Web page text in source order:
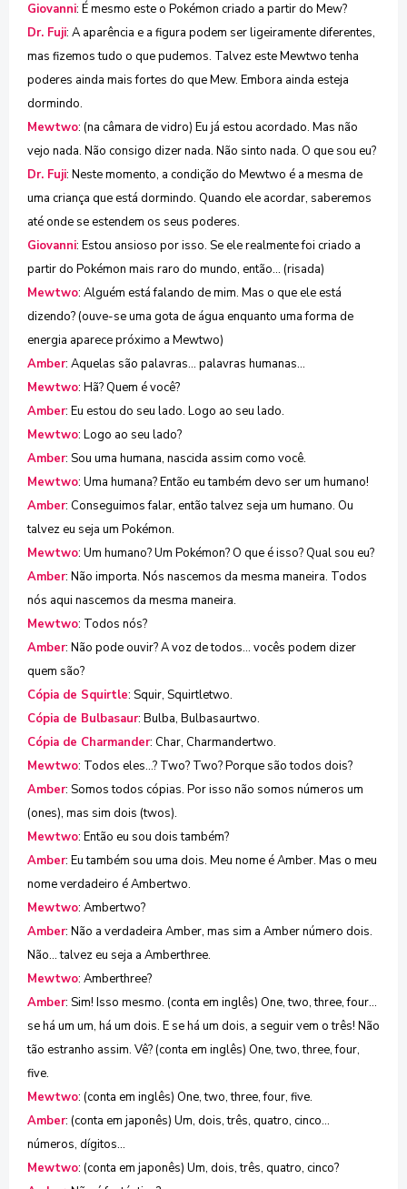
Giovanni: É mesmo este o Pokémon criado a partir do Mew?
Dr. Fuji: A aparência e a figura podem ser ligeiramente diferentes,
mas fizemos tudo o que pudemos. Talvez este Mewtwo tenha
poderes ainda mais fortes do que Mew. Embora ainda esteja
dormindo.
Mewtwo: (na câmara de vidro) Eu já estou acordado. Mas não
vejo nada. Não consigo dizer nada. Não sinto nada. O que sou eu?
Dr. Fuji: Neste momento, a condição do Mewtwo é a mesma de
uma criança que está dormindo. Quando ele acordar, saberemos
até onde se estendem os seus poderes.
Giovanni: Estou ansioso por isso. Se ele realmente foi criado a
partir do Pokémon mais raro do mundo, então... (risada)
Mewtwo: Alguém está falando de mim. Mas o que ele está
dizendo? (ouve-se uma gota de água enquanto uma forma de
energia aparece próximo a Mewtwo)
Amber: Aquelas são palavras... palavras humanas...
Mewtwo: Hã? Quem é você?
Amber: Eu estou do seu lado. Logo ao seu lado.
Mewtwo: Logo ao seu lado?
Amber: Sou uma humana, nascida assim como você.
Mewtwo: Uma humana? Então eu também devo ser um humano!
Amber: Conseguimos falar, então talvez seja um humano. Ou
talvez eu seja um Pokémon.
Mewtwo: Um humano? Um Pokémon? O que é isso? Qual sou eu?
Amber: Não importa. Nós nascemos da mesma maneira. Todos
nós aqui nascemos da mesma maneira.
Mewtwo: Todos nós?
Amber: Não pode ouvir? A voz de todos... vocês podem dizer
quem são?
Cópia de Squirtle: Squir, Squirtletwo.
Cópia de Bulbasaur: Bulba, Bulbasaurtwo.
Cópia de Charmander: Char, Charmandertwo.
Mewtwo: Todos eles...? Two? Two? Porque são todos dois?
Amber: Somos todos cópias. Por isso não somos números um
(ones), mas sim dois (twos).
Mewtwo: Então eu sou dois também?
Amber: Eu também sou uma dois. Meu nome é Amber. Mas o meu
nome verdadeiro é Ambertwo.
Mewtwo: Ambertwo?
Amber: Não a verdadeira Amber, mas sim a Amber número dois.
Não... talvez eu seja a Amberthree.
Mewtwo: Amberthree?
Amber: Sim! Isso mesmo. (conta em inglês) One, two, three, four...
se há um um, há um dois. E se há um dois, a seguir vem o três! Não
tão estranho assim. Vê? (conta em inglês) One, two, three, four,
five.
Mewtwo: (conta em inglês) One, two, three, four, five.
Amber: (conta em japonês) Um, dois, três, quatro, cinco...
números, dígitos...
Mewtwo: (conta em japonês) Um, dois, três, quatro, cinco?